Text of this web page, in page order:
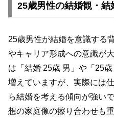
25歳男性の結婚観・結
25歳男性が結婚を意識する
やキャリア形成への意識が
は「結婚 25歳 男」や「25
増えていますが、実際には
ら結婚を考える傾向が強い
想の家庭像の擦り合わせも重